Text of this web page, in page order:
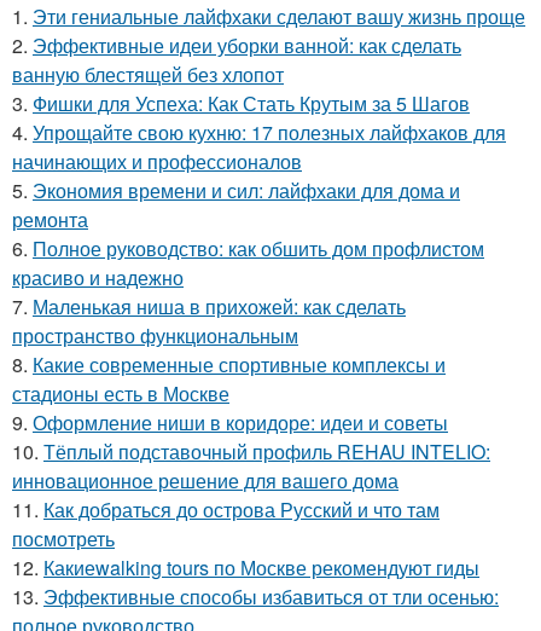
1. Эти гениальные лайфхаки сделают вашу жизнь проще
2. Эффективные идеи уборки ванной: как сделать
ванную блестящей без хлопот
3. Фишки для Успеха: Как Стать Крутым за 5 Шагов
4. Упрощайте свою кухню: 17 полезных лайфхаков для
начинающих и профессионалов
5. Экономия времени и сил: лайфхаки для дома и
ремонта
6. Полное руководство: как обшить дом профлистом
красиво и надежно
7. Маленькая ниша в прихожей: как сделать
пространство функциональным
8. Какие современные спортивные комплексы и
стадионы есть в Москве
9. Оформление ниши в коридоре: идеи и советы
10. Тёплый подставочный профиль REHAU INTELIO:
инновационное решение для вашего дома
11. Как добраться до острова Русский и что там
посмотреть
12. Какиеwalking tours по Москве рекомендуют гиды
13. Эффективные способы избавиться от тли осенью: